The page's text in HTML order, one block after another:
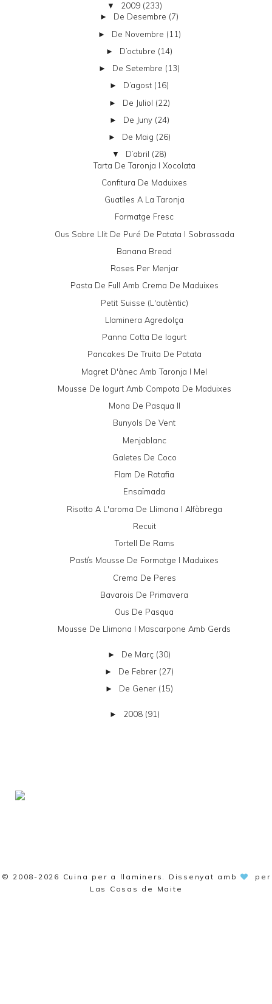
▼ 2009 (233)
► De Desembre (7)
► De Novembre (11)
► D’octubre (14)
► De Setembre (13)
► D’agost (16)
► De Juliol (22)
► De Juny (24)
► De Maig (26)
▼ D’abril (28)
Tarta De Taronja I Xocolata
Confitura De Maduixes
Guatlles A La Taronja
Formatge Fresc
Ous Sobre Llit De Puré De Patata I Sobrassada
Banana Bread
Roses Per Menjar
Pasta De Full Amb Crema De Maduixes
Petit Suisse (l'autèntic)
Llaminera Agredolça
Panna Cotta De Iogurt
Pancakes De Truita De Patata
Magret D'ànec Amb Taronja I Mel
Mousse De Iogurt Amb Compota De Maduixes
Mona De Pasqua II
Bunyols De Vent
Menjablanc
Galetes De Coco
Flam De Ratafia
Ensaïmada
Risotto A L'aroma De Llimona I Alfàbrega
Recuit
Tortell De Rams
Pastís Mousse De Formatge I Maduixes
Crema De Peres
Bavarois De Primavera
Ous De Pasqua
Mousse De Llimona I Mascarpone Amb Gerds
► De Març (30)
► De Febrer (27)
► De Gener (15)
► 2008 (91)
© 2008-2026 Cuina per a llaminers . Dissenyat amb
per
Las Cosas de Maite